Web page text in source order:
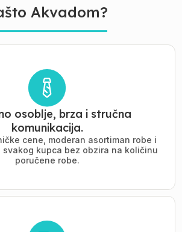
Akvadom?
osoblje, brza i stručna
komunikacija.
cene, moderan asortiman robe i
svakog kupca bez obzira na količinu
poručene robe.